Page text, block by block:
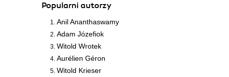
Popularni autorzy
Anil Ananthaswamy
Adam Józefiok
Witold Wrotek
Aurélien Géron
Witold Krieser